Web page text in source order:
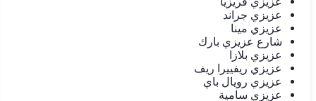
عزيزي جراند
عزيزي مينا
شارع عزيزي بارك
عزيزي بلازا
عزيزي ريفييرا ريف
عزيزي رويال باي
عزيزي سامية